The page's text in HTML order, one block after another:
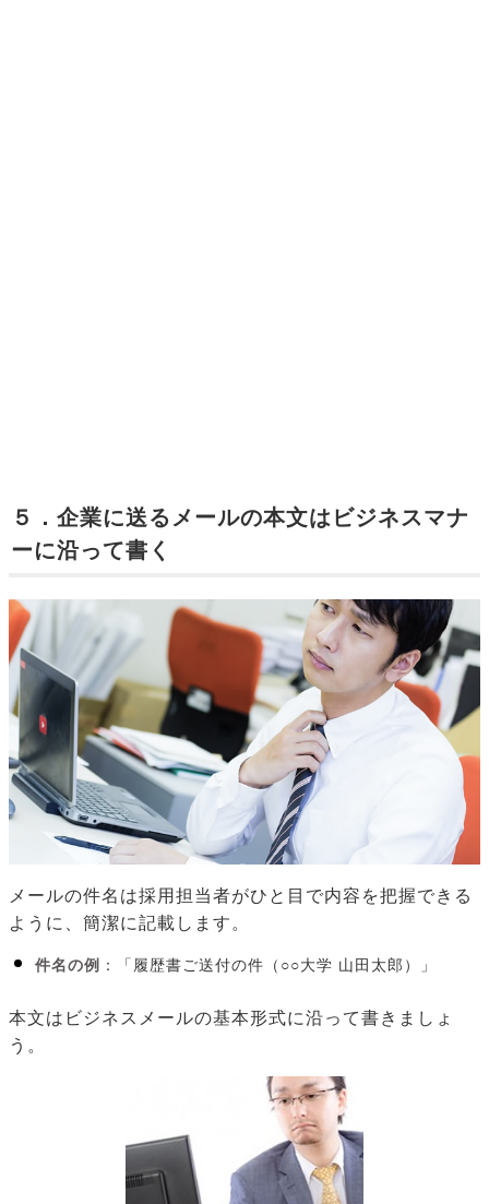
５．企業に送るメールの本文はビジネスマナ
ーに沿って書く
メールの件名は採用担当者がひと目で内容を把握できる
ように、簡潔に記載します。
件名の例 ：「履歴書ご送付の件（○○大学 山田太郎）」
本文はビジネスメールの基本形式に沿って書きましょ
う。